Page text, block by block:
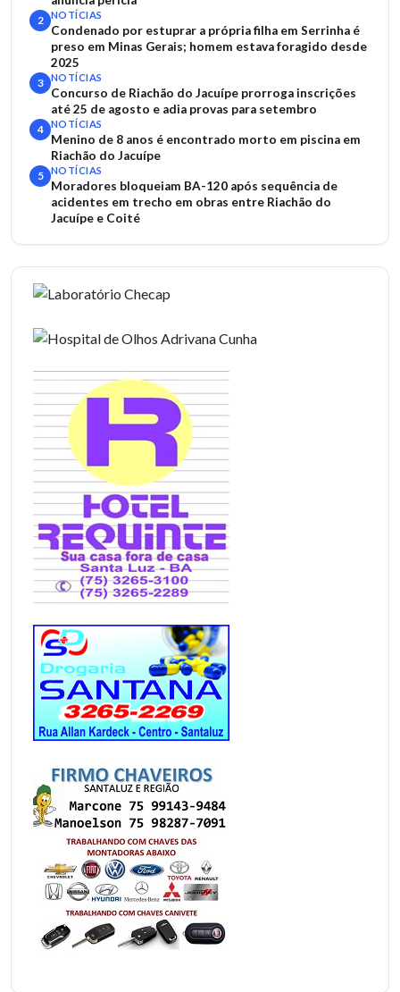
2 NOTÍCIAS
Condenado por estuprar a própria filha em Serrinha é
preso em Minas Gerais; homem estava foragido desde
2025
3 NOTÍCIAS
Concurso de Riachão do Jacuípe prorroga inscrições
até 25 de agosto e adia provas para setembro
4 NOTÍCIAS
Menino de 8 anos é encontrado morto em piscina em
Riachão do Jacuípe
5 NOTÍCIAS
Moradores bloqueiam BA-120 após sequência de
acidentes em trecho em obras entre Riachão do
Jacuípe e Coité